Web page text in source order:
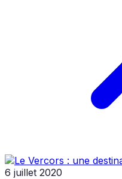
6 juillet 2020